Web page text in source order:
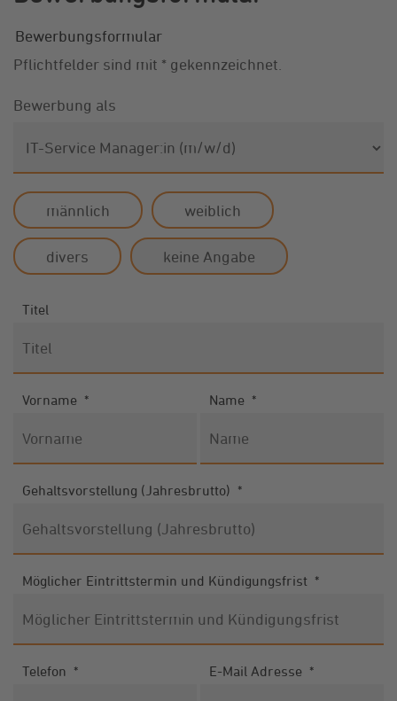
Bewerbungsformular
Pflichtfelder sind mit * gekennzeichnet.
Bewerbung als
männlich weiblich
divers keine Angabe
Titel
Vorname * Name *
Gehaltsvorstellung (Jahresbrutto) *
Möglicher Eintrittstermin und Kündigungsfrist *
Telefon * E-Mail Adresse *